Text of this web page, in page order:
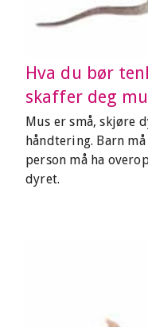
Hva du bør
skaffer deg
Mus er små, skjøre
håndtering. Barn
person må ha
dyret.